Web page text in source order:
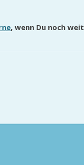
, wenn Du noch